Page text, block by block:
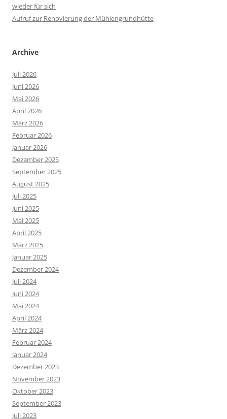
wieder für sich
Aufruf zur Renovierung der Mühlengrundhütte
Archive
Juli 2026
Juni 2026
Mai 2026
April 2026
März 2026
Februar 2026
Januar 2026
Dezember 2025
September 2025
August 2025
Juli 2025
Juni 2025
Mai 2025
April 2025
März 2025
Januar 2025
Dezember 2024
Juli 2024
Juni 2024
Mai 2024
April 2024
März 2024
Februar 2024
Januar 2024
Dezember 2023
November 2023
Oktober 2023
September 2023
Juli 2023